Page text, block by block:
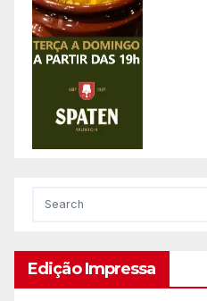
Edição Impressa